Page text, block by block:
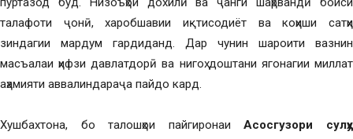
талафоти ҷонӣ, харобшавии иқтисодиёт ва коҳиши сатҳи
зиндагии мардум гардиданд. Дар чунин шароити вазнин
масъалаи ҳифзи давлатдорӣ ва нигоҳ доштани ягонагии миллат
аҳамияти аввалиндараҷа пайдо кард.
Хушбахтона, бо талошҳои пайгиронаиАсосгузори сулҳу